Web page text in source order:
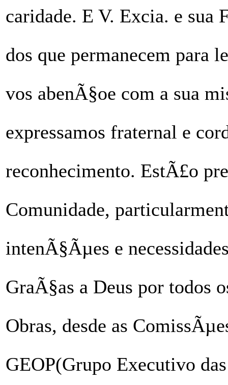
caridade. E V. Excia. e sua
dos que permanecem para
vos abenÃ§oe com a sua
expressamos fraternal e
reconhecimento. EstÃ£o
Comunidade,
intenÃ§Ãµes e
GraÃ§as a Deus por todos
Obras, desde as
GEOP(Grupo Executivo